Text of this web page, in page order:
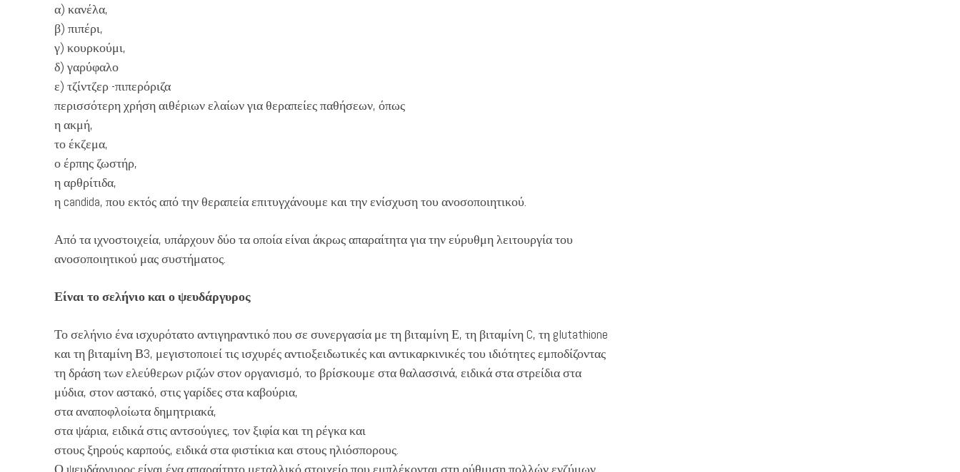
α) κανέλα,
β) πιπέρι,
γ) κουρκούμι,
δ) γαρύφαλο
ε) τζίντζερ -πιπερόριζα
περισσότερη χρήση αιθέριων ελαίων για θεραπείες παθήσεων, όπως
η ακμή,
το έκζεμα,
ο έρπης ζωστήρ,
η αρθρίτιδα,
η candida, που εκτός από την θεραπεία επιτυγχάνουμε και την ενίσχυση του ανοσοποιητικού.
Από τα ιχνοστοιχεία, υπάρχουν δύο τα οποία είναι άκρως απαραίτητα για την εύρυθμη λειτουργία του
ανοσοποιητικού μας συστήματος.
Είναι το σελήνιο και ο ψευδάργυρος
Το σελήνιο ένα ισχυρότατο αντιγηραντικό που σε συνεργασία με τη βιταμίνη Ε, τη βιταμίνη C, τη glutathione
και τη βιταμίνη Β3, μεγιστοποιεί τις ισχυρές αντιοξειδωτικές και αντικαρκινικές του ιδιότητες εμποδίζοντας
τη δράση των ελεύθερων ριζών στον οργανισμό, το βρίσκουμε στα θαλασσινά, ειδικά στα στρείδια στα
μύδια, στον αστακό, στις γαρίδες στα καβούρια,
στα αναποφλοίωτα δημητριακά,
στα ψάρια, ειδικά στις αντσούγιες, τον ξιφία και τη ρέγκα και
στους ξηρούς καρπούς, ειδικά στα φιστίκια και στους ηλιόσπορους.